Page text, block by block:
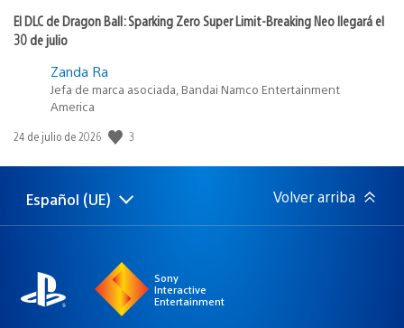
El DLC de Dragon Ball: Sparking Zero Super Limit-Breaking Neo llegará el
30 de julio
Zanda Ra
Jefa de marca asociada, Bandai Namco Entertainment
America
Fecha
publicación:
24 de julio de 2026 3
Selecciona
una
Región
actual:
Español (UE) Volver arriba
Sony
Interactive
Entertainment